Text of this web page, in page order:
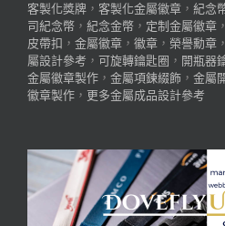
客製化獎牌 ， 客製化金屬徽章 ， 紀念
司紀念幣 ， 紀念金幣 ， 定制金屬徽章 ，
皮帶扣 ， 金屬徽章 ， 徽章 ， 榮譽勳章 ，
屬設計參考 ， 可旋轉鑰匙圈 ， 開瓶器
金屬徽章製作 ， 金屬項鍊綴飾 ， 金屬
徽章製作 ， 更多金屬成品設計參考